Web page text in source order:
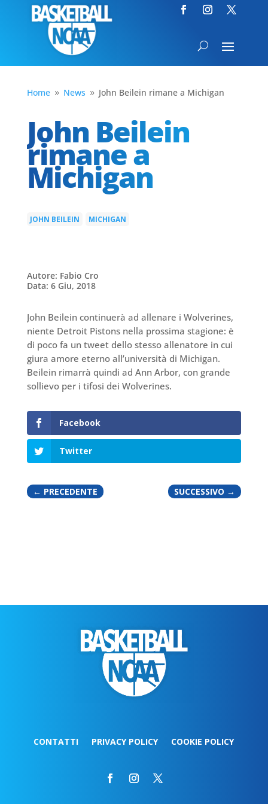
Home 9 News 9 John Beilein rimane a Michigan
John Beilein
rimane a
Michigan
JOHN BEILEIN MICHIGAN
Autore: Fabio Cro
Data: 6 Giu, 2018
John Beilein continuerà ad allenare i Wolverines,
niente Detroit Pistons nella prossima stagione: è
di poco fa un tweet dello stesso allenatore in cui
giura amore eterno all’università di Michigan.
Beilein rimarrà quindi ad Ann Arbor, con grande
sollievo per i tifosi dei Wolverines.
Facebook
Twitter
← PRECEDENTE SUCCESSIVO →
CONTATTI PRIVACY POLICY COOKIE POLICY